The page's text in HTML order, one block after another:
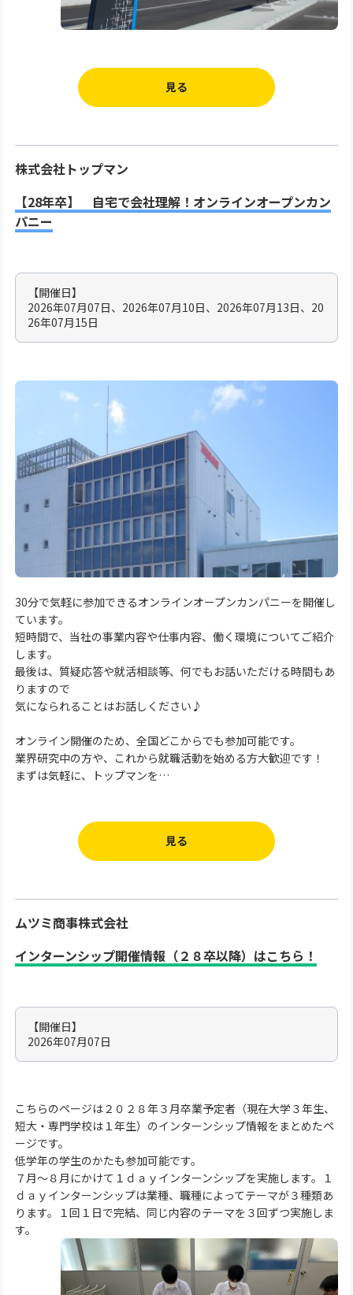
見る
株式会社トップマン
【28年卒】 自宅で会社理解！オンラインオープンカン
パニー
【開催日】
2026年07月07日、2026年07月10日、2026年07月13日、20
26年07月15日
30分で気軽に参加できるオンラインオープンカンパニーを開催し
ています。
短時間で、当社の事業内容や仕事内容、働く環境についてご紹介
します。
最後は、質疑応答や就活相談等、何でもお話いただける時間もあ
りますので
気になられることはお話しください♪
オンライン開催のため、全国どこからでも参加可能です。
業界研究中の方や、これから就職活動を始める方大歓迎です！
まずは気軽に、トップマンを…
見る
ムツミ商事株式会社
インターンシップ開催情報（２８卒以降）はこちら！
【開催日】
2026年07月07日
こちらのページは２０２８年３月卒業予定者（現在大学３年生、
短大・専門学校は１年生）のインターンシップ情報をまとめたペ
ージです。
低学年の学生のかたも参加可能です。
７月～８月にかけて１ｄａｙインターンシップを実施します。１
ｄａｙインターンシップは業種、職種によってテーマが３種類あ
ります。１回１日で完結、同じ内容のテーマを３回ずつ実施しま
す。